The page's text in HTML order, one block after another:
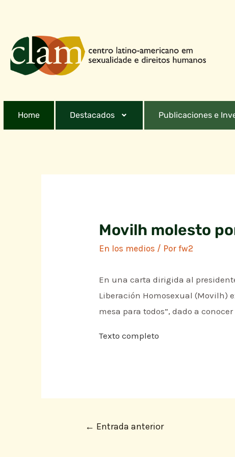
Home Destacados Publicaciones e
Movilh molesto
En los medios / Porfw2
En una carta dirigida al
Liberación Homosexual (Movilh)
mesa para todos”, dado a
Texto completo
← Entrada anterior